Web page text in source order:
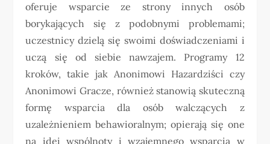
oferuje wsparcie ze strony innych osób
borykających się z podobnymi problemami;
uczestnicy dzielą się swoimi doświadczeniami i
uczą się od siebie nawzajem. Programy 12
kroków, takie jak Anonimowi Hazardziści czy
Anonimowi Gracze, również stanowią skuteczną
formę wsparcia dla osób walczących z
uzależnieniem behawioralnym; opierają się one
na idei wspólnoty i wzajemnego wsparcia w